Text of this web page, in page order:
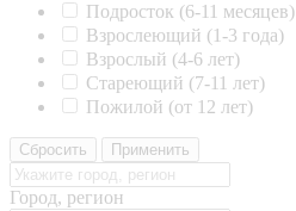
Подросток (6-11 месяцев)
Взрослеющий (1-3 года)
Взрослый (4-6 лет)
Стареющий (7-11 лет)
Пожилой (от 12 лет)
Сбросить Применить
Город, регион